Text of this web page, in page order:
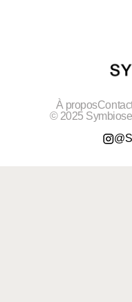
À propos
© 2025